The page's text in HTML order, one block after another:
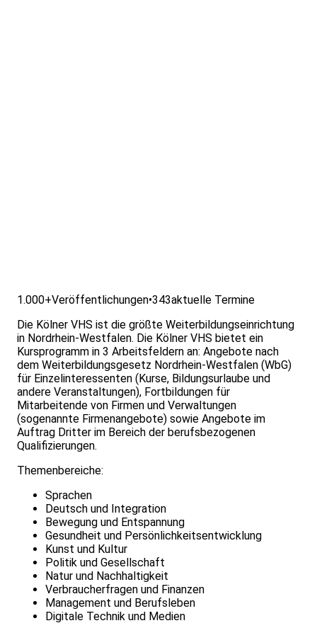
1.000+Veröffentlichungen•343aktuelle Termine
Die Kölner VHS ist die größte Weiterbildungseinrichtung
in Nordrhein-Westfalen. Die Kölner VHS bietet ein
Kursprogramm in 3 Arbeitsfeldern an: Angebote nach
dem Weiterbildungsgesetz Nordrhein-Westfalen (WbG)
für Einzelinteressenten (Kurse, Bildungsurlaube und
andere Veranstaltungen), Fortbildungen für
Mitarbeitende von Firmen und Verwaltungen
(sogenannte Firmenangebote) sowie Angebote im
Auftrag Dritter im Bereich der berufsbezogenen
Qualifizierungen.
Themenbereiche:
Sprachen
Deutsch und Integration
Bewegung und Entspannung
Gesundheit und Persönlichkeitsentwicklung
Kunst und Kultur
Politik und Gesellschaft
Natur und Nachhaltigkeit
Verbraucherfragen und Finanzen
Management und Berufsleben
Digitale Technik und Medien